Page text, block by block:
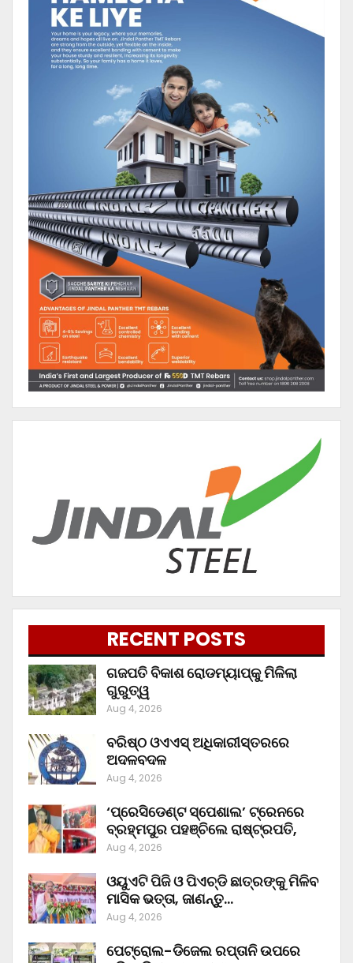
RECENT POSTS
ଗଜପତି ବିକାଶ ରୋଡମ୍ୟାପ୍‌କୁ ମିଳିଲା
ଗୁରୁତ୍ୱ
Aug 4, 2026
ବରିଷ୍ଠ ଓଏଏସ୍‌ ଅଧିକାରୀସ୍ତରରେ
ଅଦଳବଦଳ
Aug 4, 2026
‘ପ୍ରେସିଡେଣ୍ଟ ସ୍ପେଶାଲ’ ଟ୍ରେନରେ
ବ୍ରହ୍ମପୁର ପହଞ୍ଚିଲେ ରାଷ୍ଟ୍ରପତି,
Aug 4, 2026
ଓୟୁଏଟି ପିଜି ଓ ପିଏଚ୍‌ଡି ଛାତ୍ରଙ୍କୁ ମିଳିବ
ମାସିକ ଭତ୍ତା, ଜାଣନ୍ତୁ…
Aug 4, 2026
ପେଟ୍ରୋଲ-ଡିଜେଲ ରପ୍ତାନି ଉପରେ